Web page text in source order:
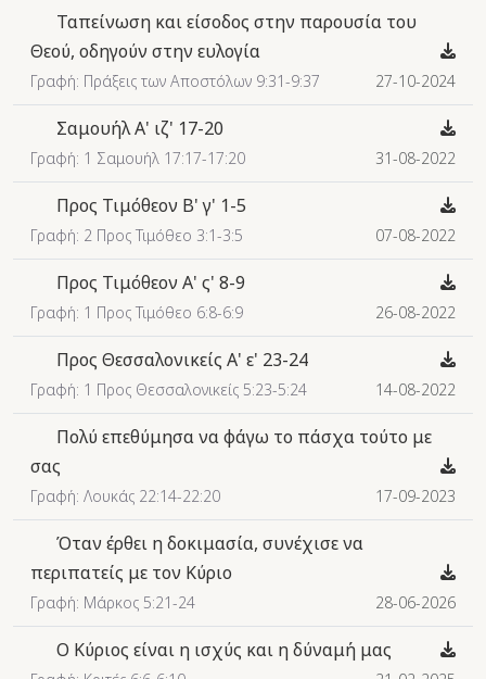
Ταπείνωση και είσοδος στην παρουσία του
Θεού, οδηγούν στην ευλογία
Γραφή: Πράξεις των Αποστόλων 9:31-9:37 27-10-2024
Σαμουήλ Α' ιζ' 17-20
Γραφή: 1 Σαμουήλ 17:17-17:20 31-08-2022
Προς Τιμόθεον Β' γ' 1-5
Γραφή: 2 Προς Τιμόθεο 3:1-3:5 07-08-2022
Προς Τιμόθεον Α' ς' 8-9
Γραφή: 1 Προς Τιμόθεο 6:8-6:9 26-08-2022
Προς Θεσσαλονικείς Α' ε' 23-24
Γραφή: 1 Προς Θεσσαλονικείς 5:23-5:24 14-08-2022
Πολύ επεθύμησα να φάγω το πάσχα τούτο με
σας
Γραφή: Λουκάς 22:14-22:20 17-09-2023
Όταν έρθει η δοκιμασία, συνέχισε να
περιπατείς με τον Κύριο
Γραφή: Μάρκος 5:21-24 28-06-2026
Ο Κύριος είναι η ισχύς και η δύναμή μας